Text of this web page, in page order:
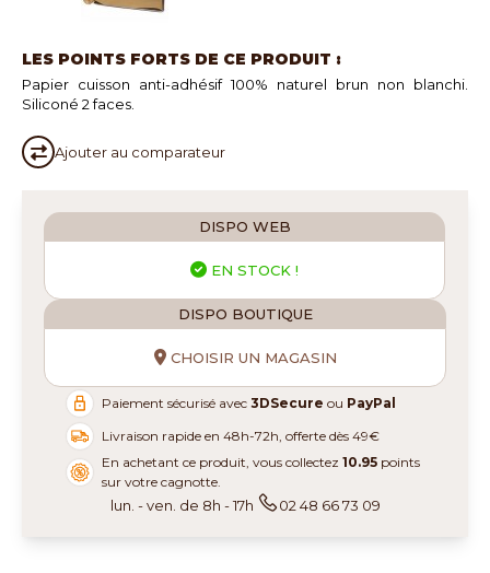
LES POINTS FORTS DE CE PRODUIT :
Papier cuisson anti-adhésif 100% naturel brun non blanchi.
Siliconé 2 faces.
Ajouter au comparateur
DISPO WEB
EN STOCK !
DISPO BOUTIQUE
CHOISIR UN MAGASIN
Paiement sécurisé avec3DSecure ou PayPal
Livraison rapide en 48h-72h, offerte dès 49€
En achetant ce produit, vous collectez10.95 points
sur votre cagnotte.
lun. - ven. de 8h - 17h 02 48 66 73 09